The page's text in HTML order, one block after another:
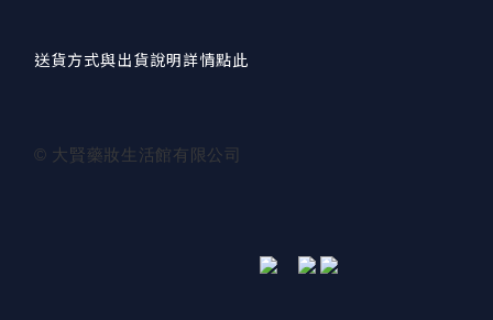
送貨方式與出貨說明詳情點此
© 大賢藥妝生活館有限公司